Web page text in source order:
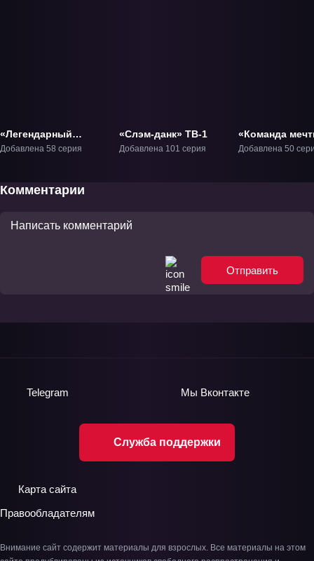
«Легендарный
лазурный удар!»
Добавлена 58 серия
«Слэм-данк» ТВ-1
Добавлена 101 серия
«Команда
ТВ-1
Добавлена 50
Комментарии
Отправить
Служба поддержки
Telegram Мы Вконтакте
Карта сайта
Правообладателям
Внимание сайт содержит материалы для взрослых. Все материалы на этом